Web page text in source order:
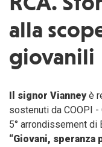
alla
giovanili
Il signor Vianney è
sostenuti da COOPI
5° arrondissement di
“Giovani, speranza